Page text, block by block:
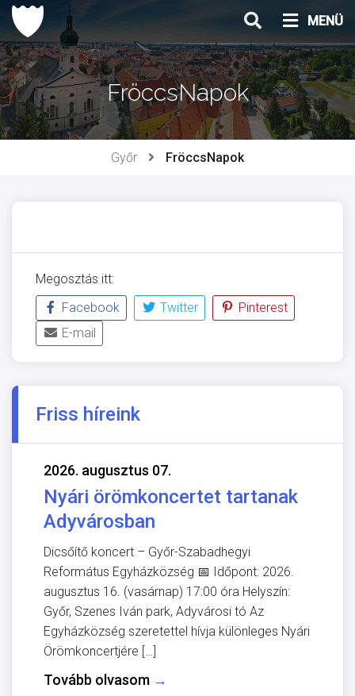
Ugrás
tartalomhoz
MENÜ
FröccsNapok
Győr FröccsNapok
Megosztás itt:
Facebook
Twitter
Pinterest
E-mail
Friss híreink
2026. augusztus 07.
Nyári örömkoncertet tartanak
Adyvárosban
Dicsőítő koncert – Győr-Szabadhegyi
Református Egyházközség 📅 Időpont: 2026.
augusztus 16. (vasárnap) 17:00 óra Helyszín:
Győr, Szenes Iván park, Adyvárosi tó Az
Egyházközség szeretettel hívja különleges Nyári
Örömkoncertjére […]
Tovább olvasom →